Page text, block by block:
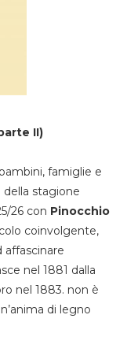
II)
famiglie e
stagione
26 con Pinocchio
coinvolgente,
affascinare
nel 1881 dalla
nel 1883. non è
di legno